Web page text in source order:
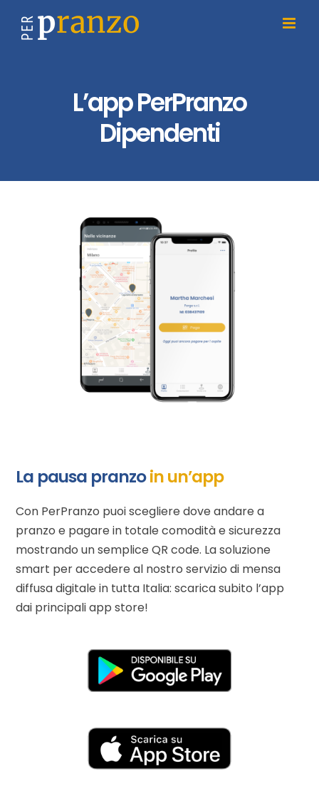
L’app PerPranzo
Dipendenti
La pausa pranzoin un’app
Con PerPranzo puoi scegliere dove andare a
pranzo e pagare in totale comodità e sicurezza
mostrando un semplice QR code. La soluzione
smart per accedere al nostro servizio di mensa
diffusa digitale in tutta Italia: scarica subito l’app
dai principali app store!